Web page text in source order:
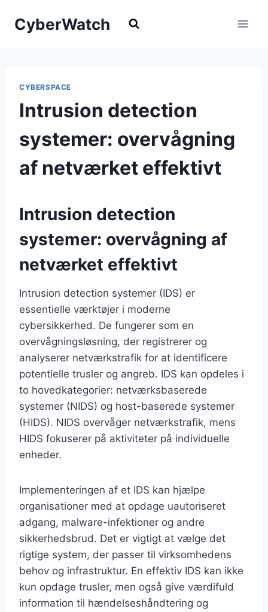
CyberWatch
CYBERSPACE
Intrusion detection
systemer: overvågning
af netværket effektivt
Intrusion detection
systemer: overvågning af
netværket effektivt
Intrusion detection systemer (IDS) er
essentielle værktøjer i moderne
cybersikkerhed. De fungerer som en
overvågningsløsning, der registrerer og
analyserer netværkstrafik for at identificere
potentielle trusler og angreb. IDS kan opdeles i
to hovedkategorier: netværksbaserede
systemer (NIDS) og host-baserede systemer
(HIDS). NIDS overvåger netværkstrafik, mens
HIDS fokuserer på aktiviteter på individuelle
enheder.
Implementeringen af et IDS kan hjælpe
organisationer med at opdage uautoriseret
adgang, malware-infektioner og andre
sikkerhedsbrud. Det er vigtigt at vælge det
rigtige system, der passer til virksomhedens
behov og infrastruktur. En effektiv IDS kan ikke
kun opdage trusler, men også give værdifuld
information til hændelseshåndtering og